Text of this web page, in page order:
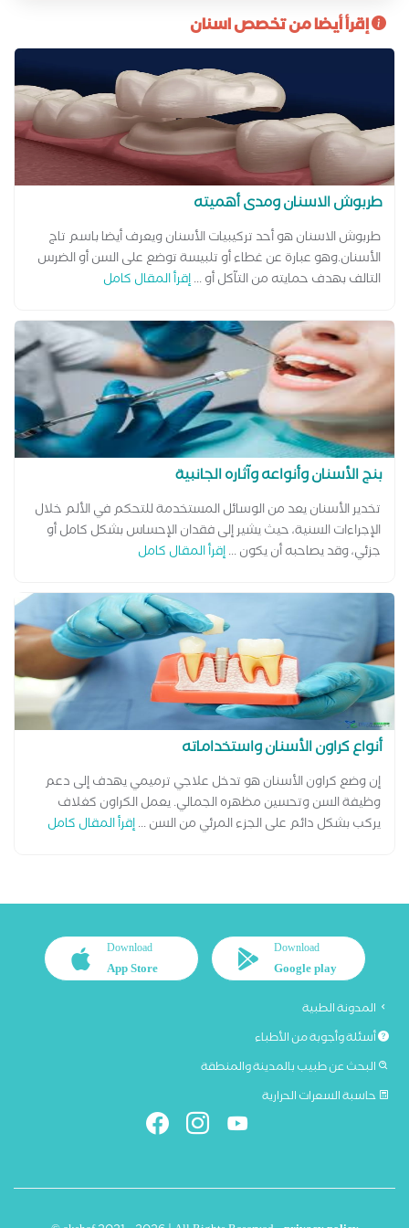
إقرأ أيضا من تخصص اسنان
طربوش الاسنان ومدى أهميته
طربوش الاسنان هو أحد تركيبيات الأسنان ويعرف أيضا باسم تاج
الأسنان.وهو عبارة عن غطاء أو تلبيسة توضع على السن أو الضرس
التالف بهدف حمايته من التآكل أو ...إقرأ المقال كامل
بنج الأسنان وأنواعه وآثاره الجانبية
تخدير الأسنان يعد من الوسائل المستخدمة للتحكم في الألم خلال
الإجراءات السنية، حيث يشير إلى فقدان الإحساس بشكل كامل أو
جزئي، وقد يصاحبه أن يكون ...إقرأ المقال كامل
أنواع كراون الأسنان واستخداماته
إن وضع كراون الأسنان هو تدخل علاجي ترميمي يهدف إلى دعم
وظيفة السن وتحسين مظهره الجمالي. يعمل الكراون كغلاف
يركب بشكل دائم على الجزء المرئي من السن ...إقرأ المقال كامل
Download
Google play
Download
App Store
المدونة الطبية
أسئلة وأجوبة من الأطباء
البحث عن طبيب بالمدينة والمنطقة
حاسبة السعرات الحرارية